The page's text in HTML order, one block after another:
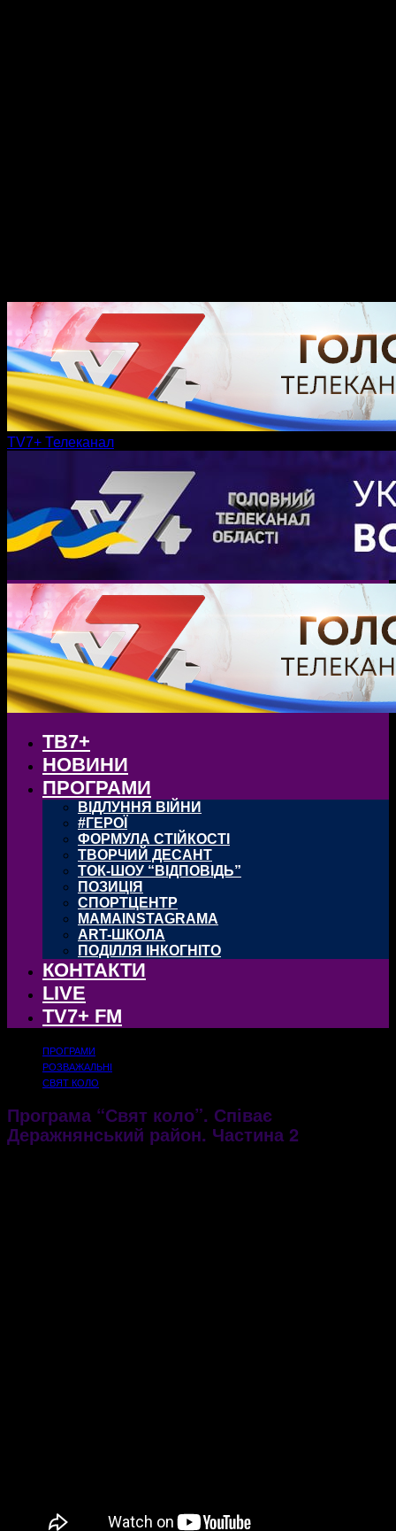
TV7+ Телеканал
ТВ7+
НОВИНИ
ПРОГРАМИ
ВІДЛУННЯ ВІЙНИ
#ГЕРОЇ
ФОРМУЛА СТІЙКОСТІ
ТВОРЧИЙ ДЕСАНТ
ТОК-ШОУ “ВІДПОВІДЬ”
ПОЗИЦІЯ
СПОРТЦЕНТР
MAMAINSTAGRAMA
ART-ШКОЛА
ПОДІЛЛЯ ІНКОГНІТО
КОНТАКТИ
LIVE
TV7+ FM
ПРОГРАМИ
РОЗВАЖАЛЬНІ
СВЯТ КОЛО
Програма “Свят коло”. Співає
Деражнянський район. Частина 2